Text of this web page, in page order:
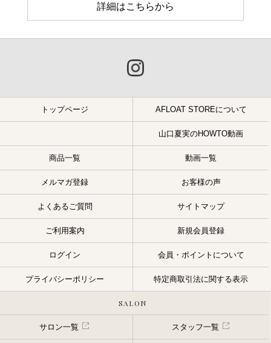
詳細はこちらから
トップページ AFLOAT STOREについて
山口夏実のHOWTO動画
商品一覧 動画一覧
メルマガ登録 お客様の声
よくあるご質問 サイトマップ
ご利用案内 新規会員登録
ログイン 会員・ポイントについて
プライバシーポリシー 特定商取引法に関する表示
SALON
サロン一覧 スタッフ一覧